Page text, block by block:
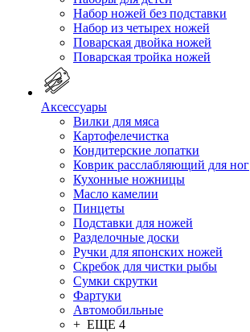
Набор ножей без подставки
Набор из четырех ножей
Поварская двойка ножей
Поварская тройка ножей
Аксессуары
Вилки для мяса
Картофелечистка
Кондитерские лопатки
Коврик расслабляющий для ног
Кухонные ножницы
Масло камелии
Пинцеты
Подставки для ножей
Разделочные доски
Ручки для японских ножей
Скребок для чистки рыбы
Сумки скрутки
Фартуки
Автомобильные
+ ЕЩЕ 4